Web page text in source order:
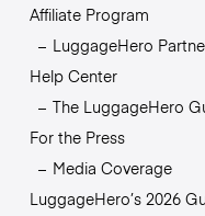
Affiliate Program
LuggageHero
Help Center
The LuggageHero
For the Press
Media Coverage
LuggageHero’s 2026